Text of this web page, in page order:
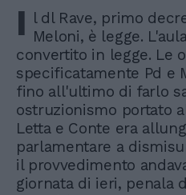
I l dl Rave, primo
Meloni, è legge.
convertito in legge. Le
specificatamente Pd e
fino all'ultimo di farlo
ostruzionismo portato
Letta e Conte era
parlamentare a
il provvedimento
giornata di ieri, penala